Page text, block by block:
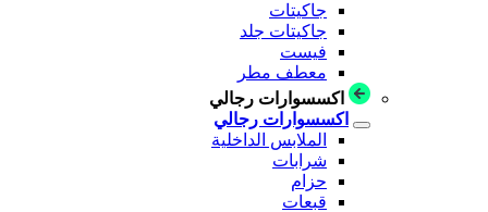
جاكيتات
جاكيتات جلد
فيست
معطف مطر
اكسسوارات رجالي
اكسسوارات رجالي
الملابس الداخلية
شرابات
حزام
قبعات